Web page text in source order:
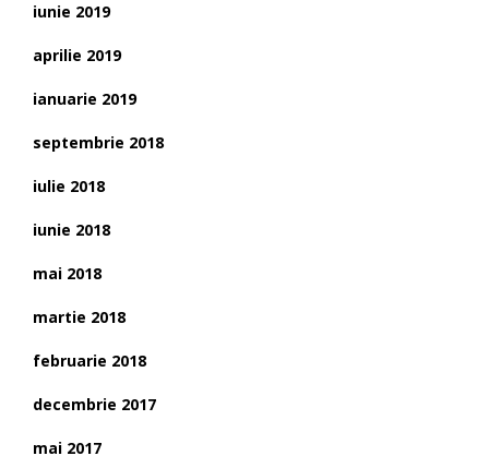
iunie 2019
aprilie 2019
ianuarie 2019
septembrie 2018
iulie 2018
iunie 2018
mai 2018
martie 2018
februarie 2018
decembrie 2017
mai 2017